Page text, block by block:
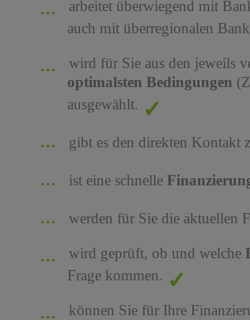
arbeitet überwiegend mit
auch mit überregionalen
wird für Sie aus den jeweils
optimalsten Bedingungen
ausgewählt.
gibt es den direkten Kontakt
ist eine schnelle
werden für Sie die aktuellen
wird geprüft, ob und welche
Frage kommen.
können Sie für Ihre